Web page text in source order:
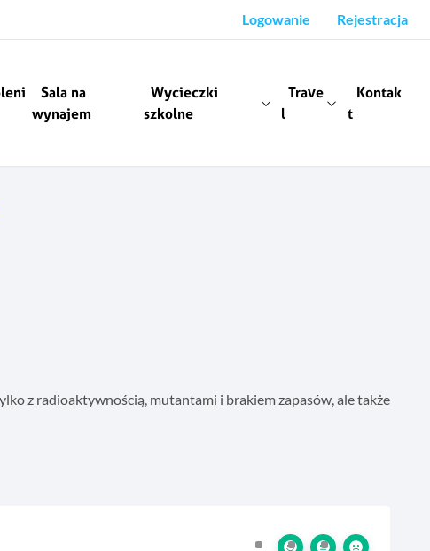
Logowanie Rejestracja
Sala na
wynajem
Wycieczki
szkolne
Trave
l
Kontak
t
z radioaktywnością, mutantami i brakiem zapasów, ale także